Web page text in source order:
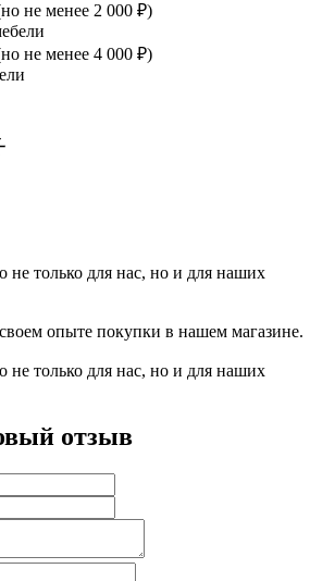
не менее 2 000 ₽)
не менее 4 000 ₽)
только для нас, но и для наших
опыте покупки в нашем магазине.
только для нас, но и для наших
отзыв